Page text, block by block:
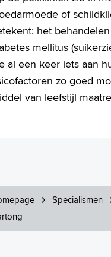
of
het
mellitus
al een keer iets aan
zo goed
van leefstijl
Specialismen